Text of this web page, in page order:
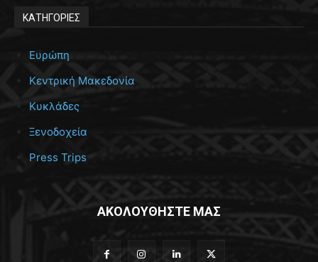
ΚΑΤΗΓΟΡΙΕΣ
Ευρώπη
Κεντρική Μακεδονία
Κυκλάδες
Ξενοδοχεία
Press Trips
ΑΚΟΛΟΥΘΗΣΤΕ ΜΑΣ